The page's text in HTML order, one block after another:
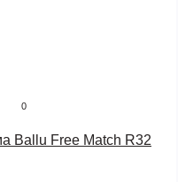
0
Ballu Free Match R32